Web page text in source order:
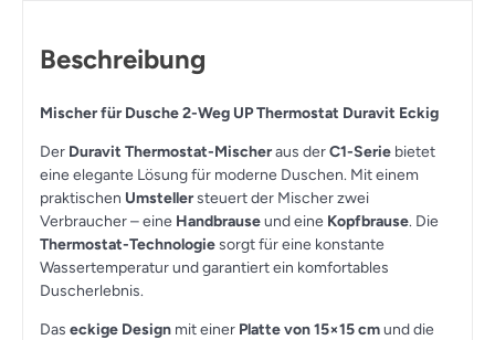
Beschreibung
Mischer für Dusche 2-Weg UP Thermostat Duravit Eckig
Der Duravit Thermostat-Mischeraus derC1-Serie bietet
eine elegante Lösung für moderne Duschen. Mit einem
praktischen Umstellersteuert der Mischer zwei
Verbraucher – eine Handbrauseund eine Kopfbrause. Die
Thermostat-Technologiesorgt für eine konstante
Wassertemperatur und garantiert ein komfortables
Duscherlebnis.
Das eckige Design mit einer Platte von 15×15 cmund die